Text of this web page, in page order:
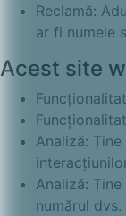
Reclamă:
ar fi numele
Acest site
Analiză:
Analiză:
numărul dvs.